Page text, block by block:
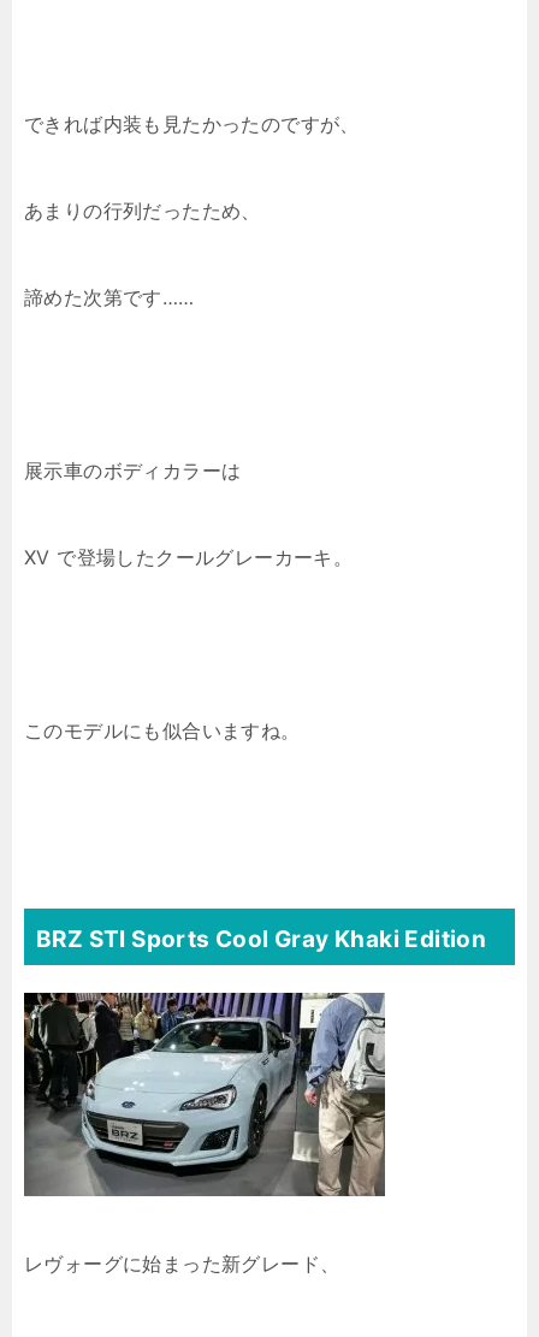
できれば内装も見たかったのですが、
あまりの行列だったため、
諦めた次第です……
展示車のボディカラーは
XV で登場したクールグレーカーキ。
このモデルにも似合いますね。
BRZ STI Sports Cool Gray Khaki Edition
レヴォーグに始まった新グレード、